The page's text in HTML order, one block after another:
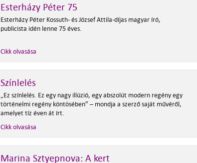
Esterházy Péter 75
Esterházy Péter Kossuth- és József Attila-díjas magyar író,
publicista idén lenne 75 éves.
Cikk olvasása
Színlelés
„Ez színlelés. Ez egy nagy illúzió, egy abszolút modern regény egy
történelmi regény köntösében” – mondja a szerző saját művéről,
amelyet tíz éven át írt.
Cikk olvasása
Marina Sztyepnova: A kert